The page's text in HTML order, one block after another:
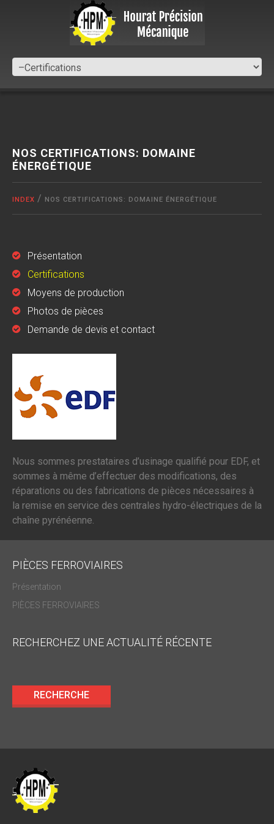
NOS CERTIFICATIONS: DOMAINE
ÉNERGÉTIQUE
INDEX NOS CERTIFICATIONS: DOMAINE ÉNERGÉTIQUE
Présentation
Certifications
Moyens de production
Photos de pièces
Demande de devis et contact
Nous sommes prestataires d’usinage qualifié pour EDF, et
sommes à même d’effectuer des modifications, des
réparations ou des fabrications de pièces nécessaires à
la remise en service des centrales hydro-électriques de la
chaîne pyrénéenne.
PIÈCES FERROVIAIRES
Présentation
PIÈCES FERROVIAIRES
RECHERCHEZ UNE ACTUALITÉ RÉCENTE